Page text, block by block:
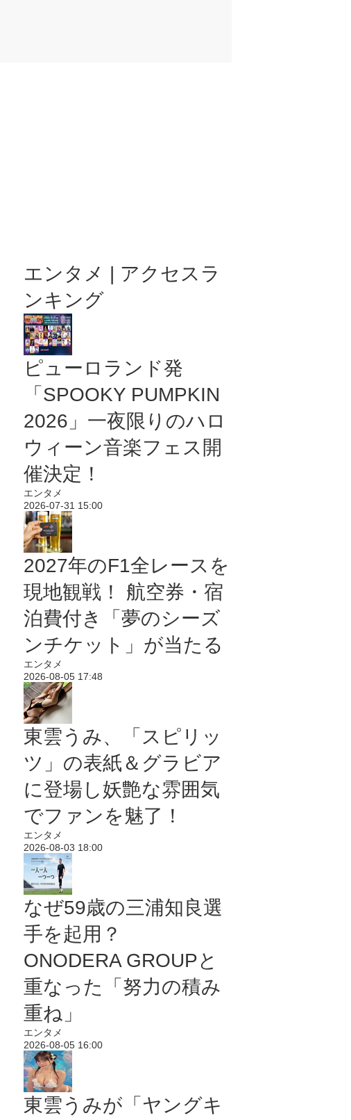
エンタメ | アクセスラ
ンキング
ピューロランド発
「SPOOKY PUMPKIN
2026」一夜限りのハロ
ウィーン音楽フェス開
催決定！
エンタメ
2026-07-31 15:00
2027年のF1全レースを
現地観戦！ 航空券・宿
泊費付き「夢のシーズ
ンチケット」が当たる
エンタメ
2026-08-05 17:48
東雲うみ、「スピリッ
ツ」の表紙＆グラビア
に登場し妖艶な雰囲気
でファンを魅了！
エンタメ
2026-08-03 18:00
なぜ59歳の三浦知良選
手を起用？
ONODERA GROUPと
重なった「努力の積み
重ね」
エンタメ
2026-08-05 16:00
東雲うみが「ヤングキ